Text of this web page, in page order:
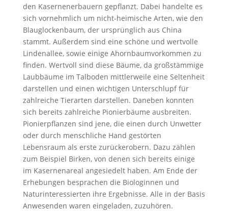
den Kasernenerbauern gepflanzt. Dabei handelte es
sich vornehmlich um nicht-heimische Arten, wie den
Blauglockenbaum, der ursprünglich aus China
stammt. Außerdem sind eine schöne und wertvolle
Lindenallee, sowie einige Ahornbaumvorkommen zu
finden. Wertvoll sind diese Bäume, da großstämmige
Laubbäume im Talboden mittlerweile eine Seltenheit
darstellen und einen wichtigen Unterschlupf für
zahlreiche Tierarten darstellen. Daneben konnten
sich bereits zahlreiche Pionierbäume ausbreiten.
Pionierpflanzen sind jene, die einen durch Unwetter
oder durch menschliche Hand gestörten
Lebensraum als erste zurückerobern. Dazu zählen
zum Beispiel Birken, von denen sich bereits einige
im Kasernenareal angesiedelt haben. Am Ende der
Erhebungen besprachen die Biologinnen und
Naturinteressierten ihre Ergebnisse. Alle in der Basis
Anwesenden waren eingeladen, zuzuhören.